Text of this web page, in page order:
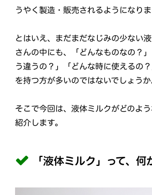
うやく製造・販売されるようになりま
とはいえ、まだまだなじみの少ない
さんの中にも、「どんなものなの？
う違うの？」「どんな時に使えるの
を持つ方が多いのではないでしょうか
そこで今回は、液体ミルクがどのよ
紹介します。
「液体ミルク」って、何